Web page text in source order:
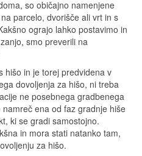
so običajno namenjene
parcelo, dvorišče ali vrt in s
ograjo lahko postavimo in
smo preverili na
hišo in je torej predvidena v
dovoljenja za hišo, ni treba
ne posebnega gradbenega
ena od faz gradnje hiše
ki se gradi samostojno.
in mora stati natanko tam,
za hišo.